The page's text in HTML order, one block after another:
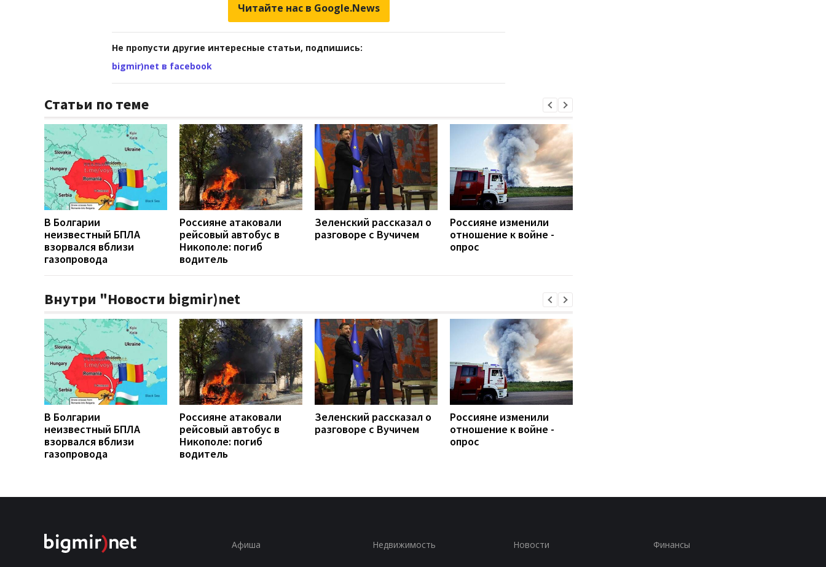
Читайте нас в Google.News
Не пропусти другие интересные статьи, подпишись:
bigmir)net в facebook
Статьи по теме
В Болгарии
неизвестный БПЛА
взорвался вблизи
газопровода
Россияне атаковали
рейсовый автобус в
Никополе: погиб
водитель
Зеленский рассказал о
разговоре с Вучичем
Россияне изменили
отношение к войне -
опрос
Внутри "Новости bigmir)net
В Болгарии
неизвестный БПЛА
взорвался вблизи
газопровода
Россияне атаковали
рейсовый автобус в
Никополе: погиб
водитель
Зеленский рассказал о
разговоре с Вучичем
Россияне изменили
отношение к войне -
опрос
Афиша Недвижимость Новости Финансы